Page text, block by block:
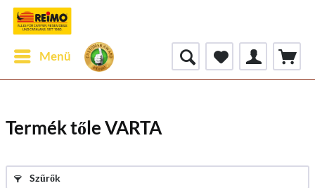
Menü
Termék tőle VARTA
Szűrők